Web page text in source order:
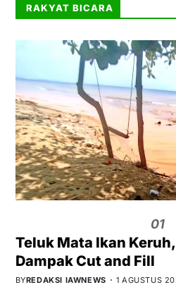
RAKYAT BICARA
01
Teluk Mata Ikan
Dampak Cut and Fill
BYREDAKSI IAWNEWS 1 AGUSTUS